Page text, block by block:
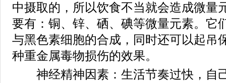
中摄取的，所以饮食不当就会造成微量
要有：铜、锌、硒、碘等微量元素。它
与黑色素细胞的合成，同时还可以起吊
种重金属毒物损伤的效果。
神经精神因素：生活节奏过快，自